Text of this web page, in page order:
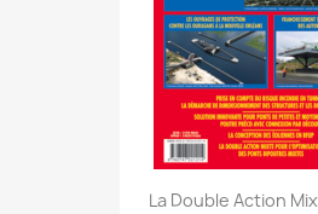
La Double Action